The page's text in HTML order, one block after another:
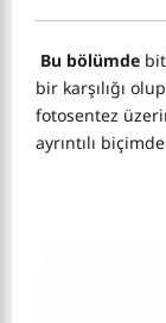
Bu bölümde
bir karşılığı
fotosentez
ayrıntılı